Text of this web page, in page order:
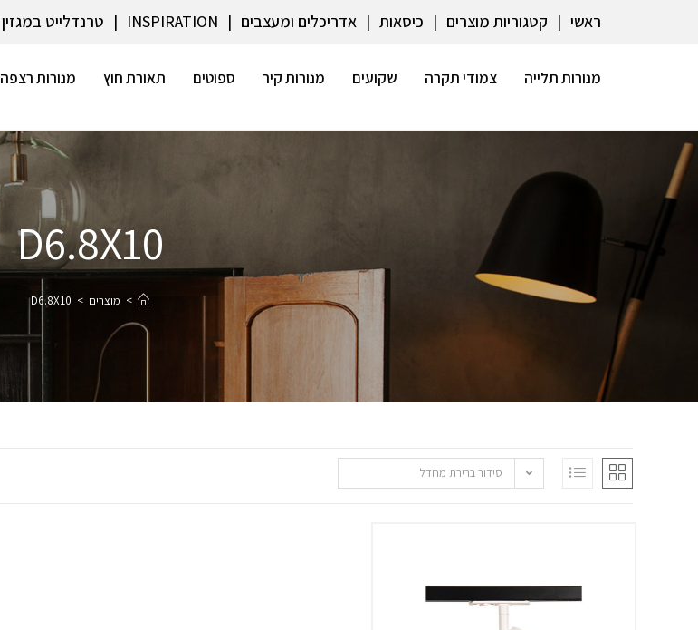
ראשי קטגוריות מוצרים כיסאות אדריכלים ומעצבים INSPIRATION טרנדלייט במגזין
מנורות תלייה צמודי תקרה שקועים מנורות קיר ספוטים תאורת חוץ מנורות רצפה
D6.8X10
> מוצרים >
D6.8X10
סידור ברירת מחדל